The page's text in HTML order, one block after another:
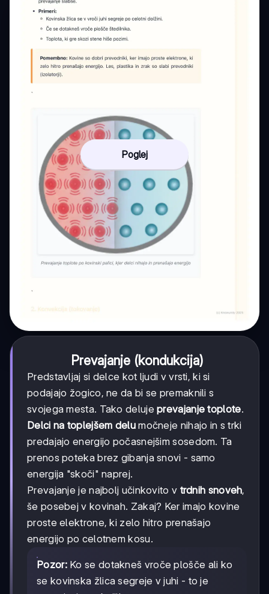
Poglej
Prevajanje (kondukcija)
Predstavljaj si delce kot ljudi v vrsti, ki si
podajajo žogico, ne da bi se premaknili s
svojega mesta. Tako delujeprevajanje toplote.
Delci na toplejšem delumočneje nihajo in s trki
predajajo energijo počasnejšim sosedom. Ta
prenos poteka brez gibanja snovi - samo
energija "skoči" naprej.
Prevajanje je najbolj učinkovito v trdnih snoveh,
še posebej v kovinah. Zakaj? Ker imajo kovine
proste elektrone, ki zelo hitro prenašajo
energijo po celotnem kosu.
Pozor:Ko se dotakneš vroče plošče ali ko
se kovinska žlica segreje v juhi - to je